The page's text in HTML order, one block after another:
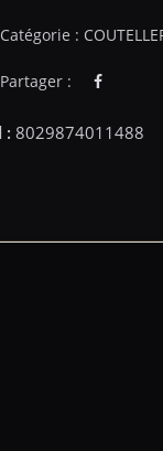
Catégorie :
Partager :